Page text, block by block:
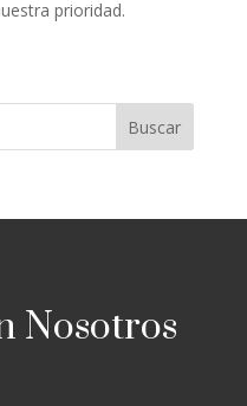
prioridad.
Buscar
Nosotros